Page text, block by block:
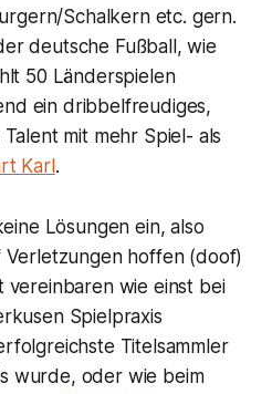
Schalkern etc. gern.
deutsche Fußball, wie
50 Länderspielen
ein dribbelfreudiges,
mit mehr Spiel- als
Karl .
Lösungen ein, also
Verletzungen hoffen (doof)
vereinbaren wie einst bei
Spielpraxis
Titelsammler
wurde, oder wie beim